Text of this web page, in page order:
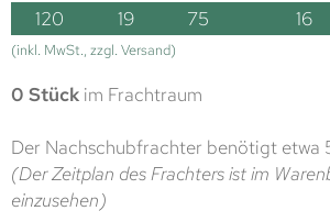
120
19 75 16
(inkl. MwSt., zzgl. Versand)
0 Stück im Frachtraum
Der Nachschubfrachter benötigt etwa
(Der Zeitplan des Frachters ist im
einzusehen)